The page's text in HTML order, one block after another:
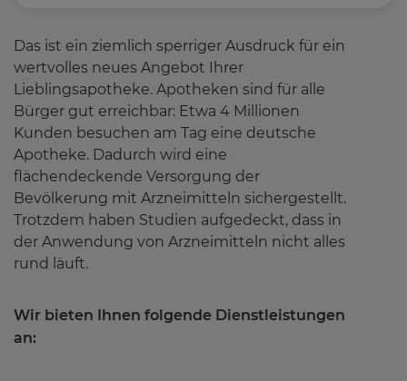
Pharmazeutische Dienstleistungen
Kompressionsstrümpfe anmessen
Medikations-Check
Sicher und richtig inhalieren
Risikoerfassung hoher Blutdruck
Hausspezialitäten
Das ist ein ziemlich sperriger Ausdruck für ein
wertvolles neues Angebot Ihrer
Lieblingsapotheke. Apotheken sind für alle
Bürger gut erreichbar: Etwa 4 Millionen
Kunden besuchen am Tag eine deutsche
Apotheke. Dadurch wird eine
flächendeckende Versorgung der
Bevölkerung mit Arzneimitteln sichergestellt.
Trotzdem haben Studien aufgedeckt, dass in
der Anwendung von Arzneimitteln nicht alles
rund läuft.
Wir bieten Ihnen folgende Dienstleistungen
an: